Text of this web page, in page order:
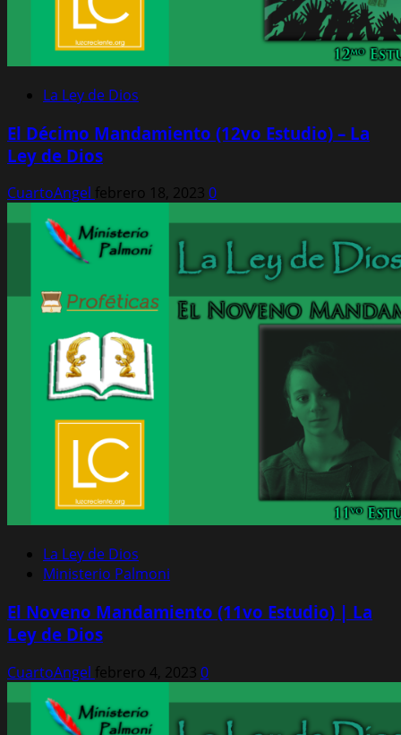
La Ley de Dios
El Décimo Mandamiento (12vo Estudio) – La
Ley de Dios
CuartoAngel febrero 18, 2023 0
La Ley de Dios
Ministerio Palmoni
El Noveno Mandamiento (11vo Estudio) | La
Ley de Dios
CuartoAngel febrero 4, 2023 0